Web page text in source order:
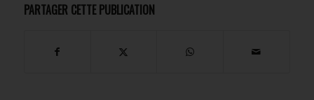
PARTAGER CETTE PUBLICATION